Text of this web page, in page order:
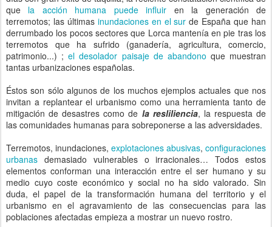
que la acción humana puede influir en la generación de
terremotos; las últimas inundaciones en el sur de España que han
derrumbado los pocos sectores que Lorca mantenía en pie tras los
terremotos que ha sufrido (ganadería, agricultura, comercio,
patrimonio...) ;el desolador paisaje de abandono que muestran
tantas urbanizaciones españolas.
Éstos son sólo algunos de los muchos ejemplos actuales que nos
invitan a replantear el urbanismo como una herramienta tanto de
mitigación de desastres como de la resliliencia, la respuesta de
las comunidades humanas para sobreponerse a las adversidades.
Terremotos, inundaciones, explotaciones abusivas, configuraciones
urbanas demasiado vulnerables o irracionales… Todos estos
elementos conforman una interacción entre el ser humano y su
medio cuyo coste económico y social no ha sido valorado. Sin
duda, el papel de la transformación humana del territorio y el
urbanismo en el agravamiento de las consecuencias para las
poblaciones afectadas empieza a mostrar un nuevo rostro.